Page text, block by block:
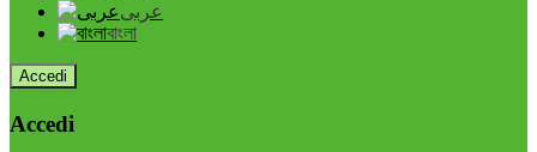
عربى
বাংলা
Accedi
Accedi